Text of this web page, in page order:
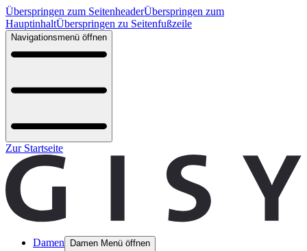
Überspringen zum SeitenheaderÜberspringen zum
HauptinhaltÜberspringen zu Seitenfußzeile
Navigationsmenü öffnen
Zur Startseite
Damen Damen Menü öffnen